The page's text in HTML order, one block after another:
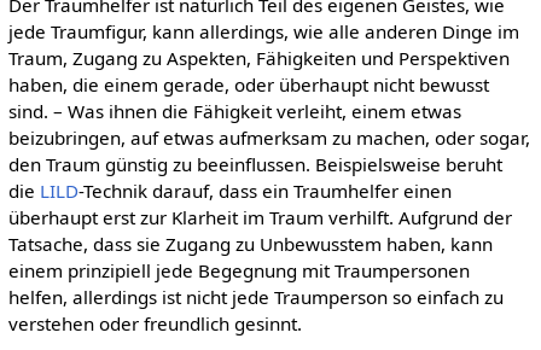
Der Traumhelfer ist natürlich Teil des eigenen Geistes, wie
jede Traumfigur, kann allerdings, wie alle anderen Dinge im
Traum, Zugang zu Aspekten, Fähigkeiten und Perspektiven
haben, die einem gerade, oder überhaupt nicht bewusst
sind. – Was ihnen die Fähigkeit verleiht, einem etwas
beizubringen, auf etwas aufmerksam zu machen, oder sogar,
den Traum günstig zu beeinflussen. Beispielsweise beruht
die LILD-Technik darauf, dass ein Traumhelfer einen
überhaupt erst zur Klarheit im Traum verhilft. Aufgrund der
Tatsache, dass sie Zugang zu Unbewusstem haben, kann
einem prinzipiell jede Begegnung mit Traumpersonen
helfen, allerdings ist nicht jede Traumperson so einfach zu
verstehen oder freundlich gesinnt.